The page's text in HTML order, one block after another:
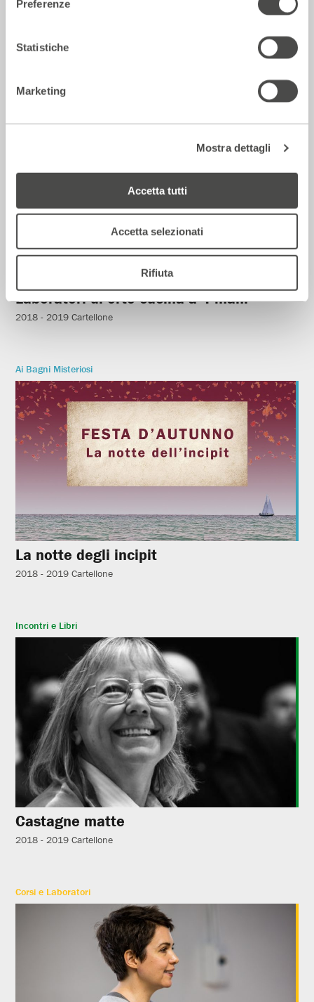
Preferenze
Statistiche
Marketing
Mostra dettagli
Accetta tutti
Accetta selezionati
Rifiuta
Discipline olistiche
Laboratori di orto-cucina a 4 mani
2018 - 2019 Cartellone
Ai Bagni Misteriosi
La notte degli incipit
2018 - 2019 Cartellone
Incontri e Libri
Castagne matte
2018 - 2019 Cartellone
Corsi e Laboratori